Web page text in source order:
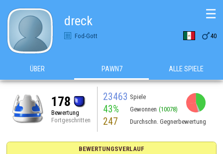
dreck
Fod-Gott 40
☰
ÜBER PAWN7 ALLE SPIELE
178
Bewertung
Fortgeschritten
23463 Spiele
43% Gewonnen (10078)
247 Durchschn. Gegnerbewertung
BEWERTUNGSVERLAUF